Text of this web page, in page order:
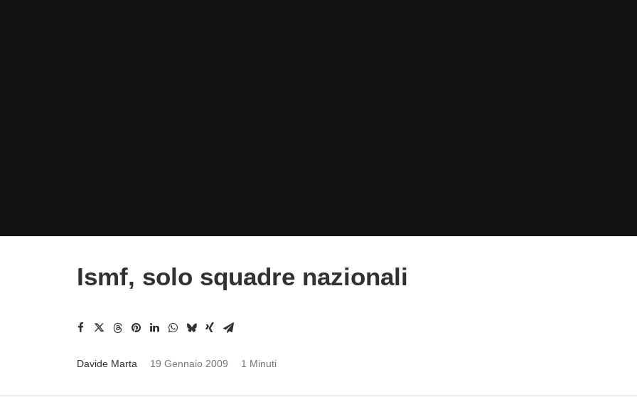
Ismf, solo squadre nazionali
Davide Marta 19 Gennaio 2009 1 Minuti